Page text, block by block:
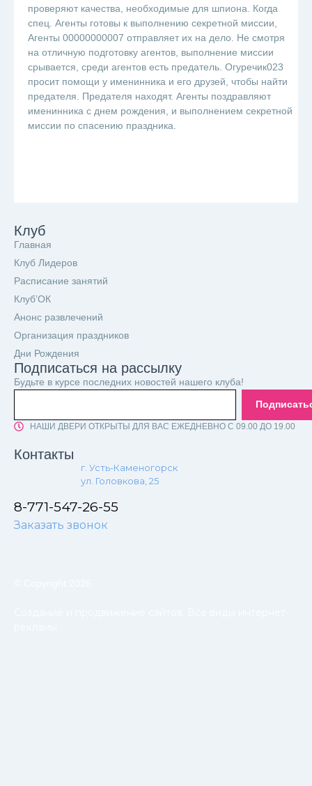
проверяют качества, необходимые для шпиона. Когда
спец. Агенты готовы к выполнению секретной миссии,
Агенты 00000000007 отправляет их на дело. Не смотря
на отличную подготовку агентов, выполнение миссии
срывается, среди агентов есть предатель. Огуречик023
просит помощи у именинника и его друзей, чтобы найти
предателя. Предателя находят. Агенты поздравляют
именинника с днем рождения, и выполнением секретной
миссии по спасению праздника.
Клуб
Главная
Клуб Лидеров
Расписание занятий
Клуб’ОК
Анонс развлечений
Организация праздников
Дни Рождения
Подписаться на рассылку
Будьте в курсе последних новостей нашего клуба!
НАШИ ДВЕРИ ОТКРЫТЫ ДЛЯ ВАС ЕЖЕДНЕВНО С 09.00 ДО 19.00
Контакты
г. Усть-Каменогорск
ул. Головкова, 25
8-771-547-26-55
Заказать звонок